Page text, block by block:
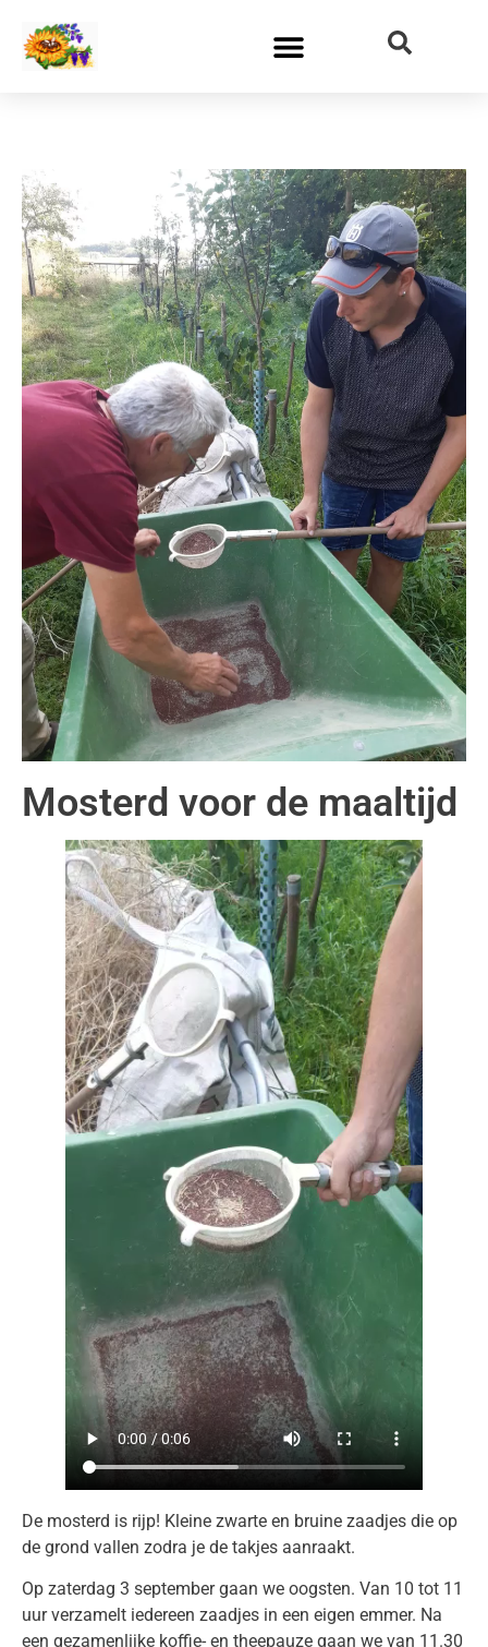
Mosterd voor de maaltijd
De mosterd is rijp! Kleine zwarte en bruine zaadjes die op
de grond vallen zodra je de takjes aanraakt.
Op zaterdag 3 september gaan we oogsten. Van 10 tot 11
uur verzamelt iedereen zaadjes in een eigen emmer. Na
een gezamenlijke koffie- en theepauze gaan we van 11.30